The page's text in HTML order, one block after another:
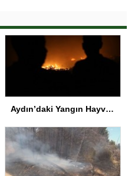
Aydın’daki Yangın Hayvan Tahliyesine Sebep Oldu